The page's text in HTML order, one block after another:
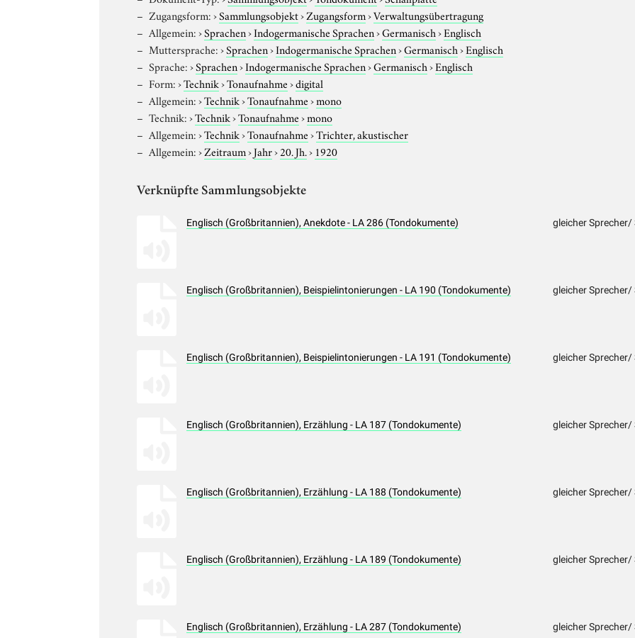
Zugangsform:›Sammlungsobjekt›Zugangsform›Verwaltungsübertragung
Allgemein:›Sprachen›Indogermanische Sprachen›Germanisch›Englisch
Muttersprache:›Sprachen›Indogermanische Sprachen›Germanisch›Englisch
Sprache:›Sprachen›Indogermanische Sprachen›Germanisch›Englisch
Form:›Technik›Tonaufnahme›digital
Allgemein:›Technik›Tonaufnahme›mono
Technik:›Technik›Tonaufnahme›mono
Allgemein:›Technik›Tonaufnahme›Trichter, akustischer
Allgemein:›Zeitraum›Jahr›20. Jh.› 1920
Verknüpfte Sammlungsobjekte
Englisch (Großbritannien), Anekdote - LA 286 (Tondokumente) gleicher Sprecher/
Englisch (Großbritannien), Beispielintonierungen - LA 190 (Tondokumente) gleicher Sprecher/
Englisch (Großbritannien), Beispielintonierungen - LA 191 (Tondokumente) gleicher Sprecher/
Englisch (Großbritannien), Erzählung - LA 187 (Tondokumente) gleicher Sprecher/
Englisch (Großbritannien), Erzählung - LA 188 (Tondokumente) gleicher Sprecher/
Englisch (Großbritannien), Erzählung - LA 189 (Tondokumente) gleicher Sprecher/
Englisch (Großbritannien), Erzählung - LA 287 (Tondokumente) gleicher Sprecher/